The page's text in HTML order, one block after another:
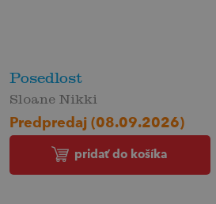
Posedlost
Sloane Nikki
Predpredaj (08.09.2026)
pridať do košíka